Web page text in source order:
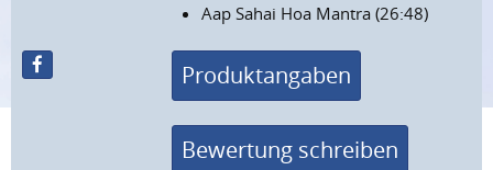
Aap Sahai Hoa Mantra (26:48)
Produktangaben
Bewertung schreiben